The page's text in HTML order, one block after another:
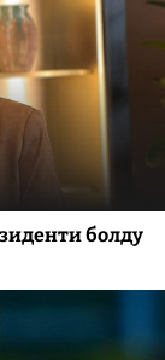
болду